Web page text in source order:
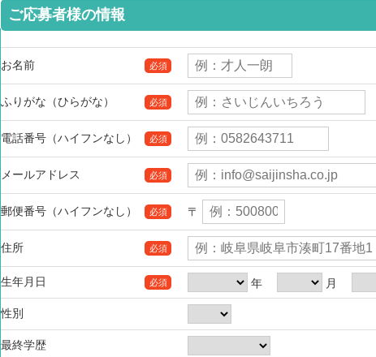
ご応募者様の情報
お名前 必須
ふりがな（ひらがな） 必須
電話番号（ハイフンなし） 必須
メールアドレス 必須
郵便番号（ハイフンなし） 必須 〒
住所 必須
生年月日 必須 年 月
性別
最終学歴